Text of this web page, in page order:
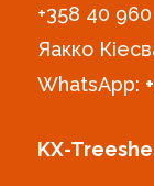
+358 40
Яакко
WhatsApp:
KX-